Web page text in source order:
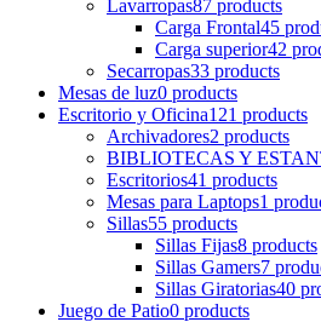
Lavarropas87 products
Carga Frontal45
Carga superior42
Secarropas33 products
Mesas de luz0 products
Escritorio y Oficina121 products
Archivadores2 products
BIBLIOTECAS Y
Escritorios41 products
Mesas para Laptops1
Sillas55 products
Sillas Fijas8 products
Sillas Gamers7
Sillas Giratorias40
Juego de Patio0 products